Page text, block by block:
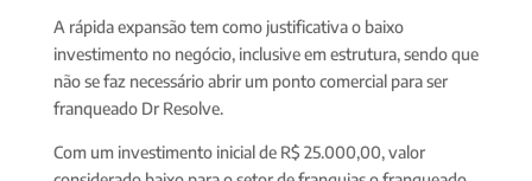
A rápida expansão tem como justificativa o baixo
investimento no negócio, inclusive em estrutura, sendo que
não se faz necessário abrir um ponto comercial para ser
franqueado Dr Resolve.
Com um investimento inicial de R$ 25.000,00, valor